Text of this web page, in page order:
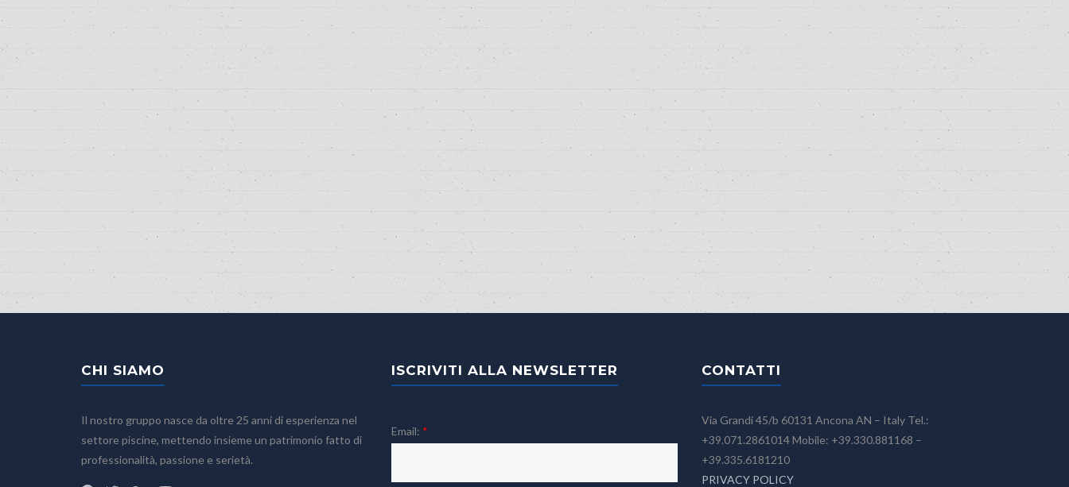
CHI SIAMO
Il nostro gruppo nasce da oltre 25 anni di esperienza nel
settore piscine, mettendo insieme un patrimonio fatto di
professionalità, passione e serietà.
ISCRIVITI ALLA NEWSLETTER
Email: *
CONTATTI
Via Grandi 45/b 60131 Ancona AN – Italy Tel.:
+39.071.2861014 Mobile: +39.330.881168 –
+39.335.6181210
PRIVACY POLICY